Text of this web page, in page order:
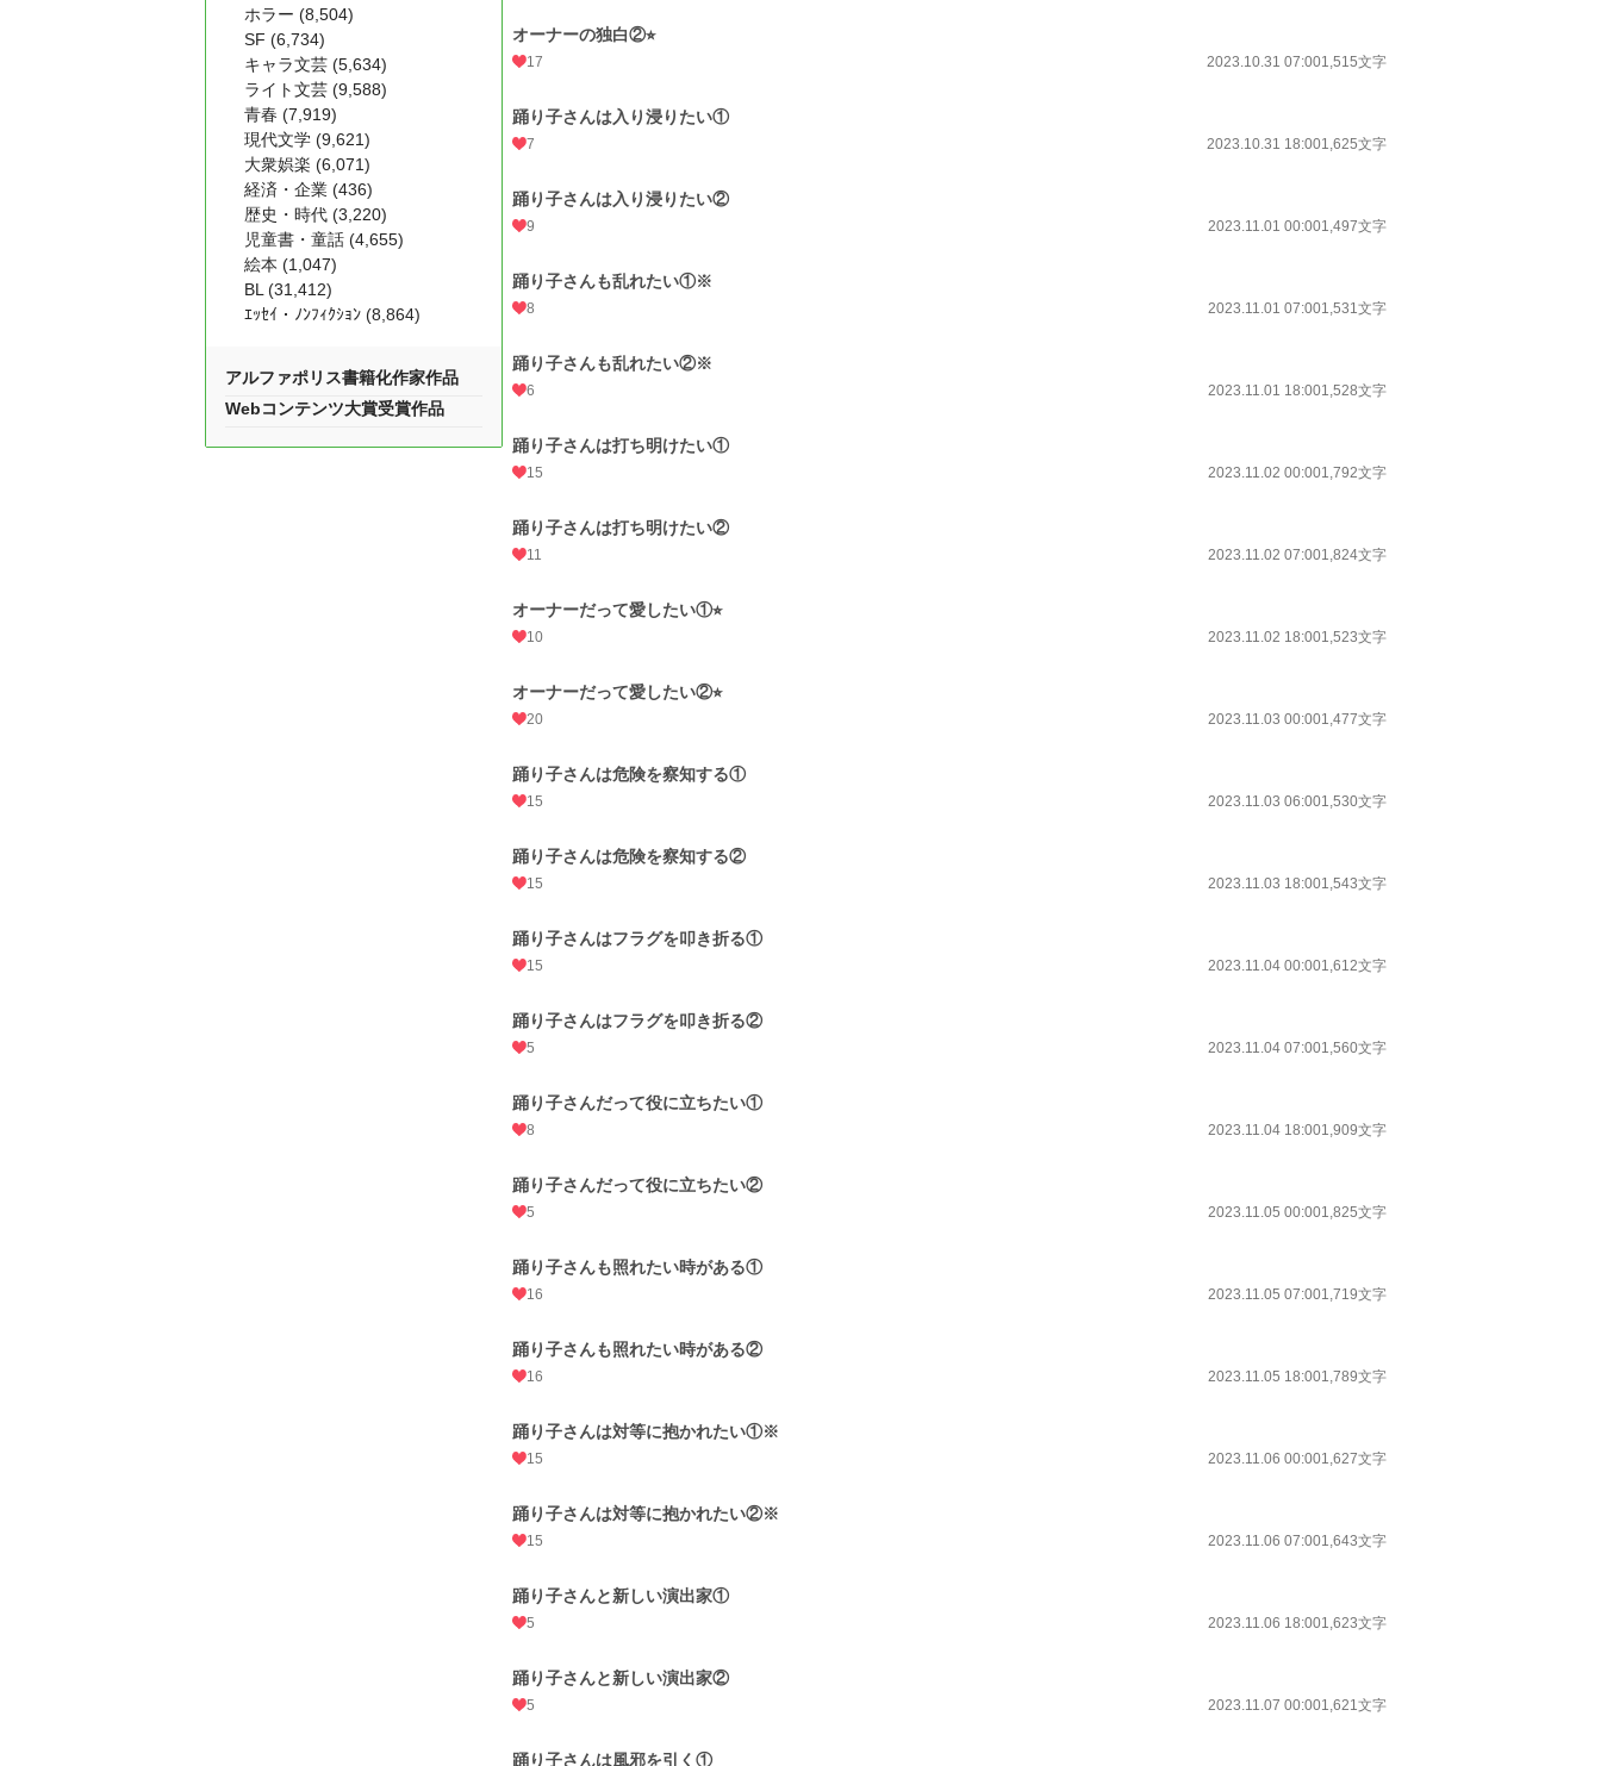
オーナーの独白②⭐︎
17 2023.10.31 07:001,515文字
踊り子さんは入り浸りたい①
7 2023.10.31 18:001,625文字
踊り子さんは入り浸りたい②
9 2023.11.01 00:001,497文字
踊り子さんも乱れたい①※
8 2023.11.01 07:001,531文字
踊り子さんも乱れたい②※
6 2023.11.01 18:001,528文字
踊り子さんは打ち明けたい①
15 2023.11.02 00:001,792文字
踊り子さんは打ち明けたい②
11 2023.11.02 07:001,824文字
オーナーだって愛したい①⭐︎
10 2023.11.02 18:001,523文字
オーナーだって愛したい②⭐︎
20 2023.11.03 00:001,477文字
踊り子さんは危険を察知する①
15 2023.11.03 06:001,530文字
踊り子さんは危険を察知する②
15 2023.11.03 18:001,543文字
踊り子さんはフラグを叩き折る①
15 2023.11.04 00:001,612文字
踊り子さんはフラグを叩き折る②
5 2023.11.04 07:001,560文字
踊り子さんだって役に立ちたい①
8 2023.11.04 18:001,909文字
踊り子さんだって役に立ちたい②
5 2023.11.05 00:001,825文字
踊り子さんも照れたい時がある①
16 2023.11.05 07:001,719文字
踊り子さんも照れたい時がある②
16 2023.11.05 18:001,789文字
踊り子さんは対等に抱かれたい①※
15 2023.11.06 00:001,627文字
踊り子さんは対等に抱かれたい②※
15 2023.11.06 07:001,643文字
踊り子さんと新しい演出家①
5 2023.11.06 18:001,623文字
踊り子さんと新しい演出家②
5 2023.11.07 00:001,621文字
踊り子さんは風邪を引く①
ホラー (8,504)
SF (6,734)
キャラ文芸 (5,634)
ライト文芸 (9,588)
青春 (7,919)
現代文学 (9,621)
大衆娯楽 (6,071)
経済・企業 (436)
歴史・時代 (3,220)
児童書・童話 (4,655)
絵本 (1,047)
BL (31,412)
ｴｯｾｲ・ﾉﾝﾌｨｸｼｮﾝ (8,864)
アルファポリス書籍化作家作品
Webコンテンツ大賞受賞作品